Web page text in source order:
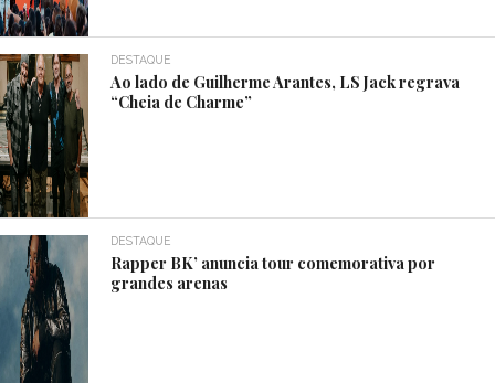
DESTAQUE
Ao lado de Guilherme Arantes, LS Jack regrava
“Cheia de Charme”
DESTAQUE
Rapper BK’ anuncia tour comemorativa por
grandes arenas